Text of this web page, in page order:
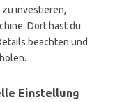
investieren,
Dort hast du
beachten und
Einstellung